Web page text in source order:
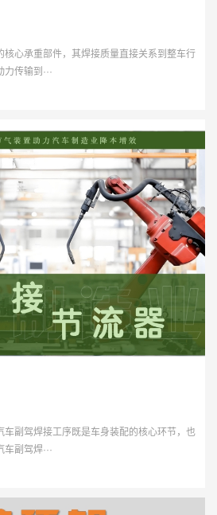
核心承重部件，其焊接质量直接关系到整车行
传输到···
车副驾焊接工序既是车身装配的核心环节，也
副驾焊···